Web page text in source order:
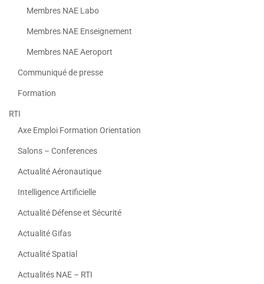
Membres NAE Labo
Membres NAE Enseignement
Membres NAE Aeroport
Communiqué de presse
Formation
RTI
Axe Emploi Formation Orientation
Salons – Conferences
Actualité Aéronautique
Intelligence Artificielle
Actualité Défense et Sécurité
Actualité Gifas
Actualité Spatial
Actualités NAE – RTI